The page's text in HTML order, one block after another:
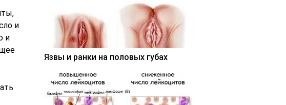
и
и
Язвы и ранки на половых губах